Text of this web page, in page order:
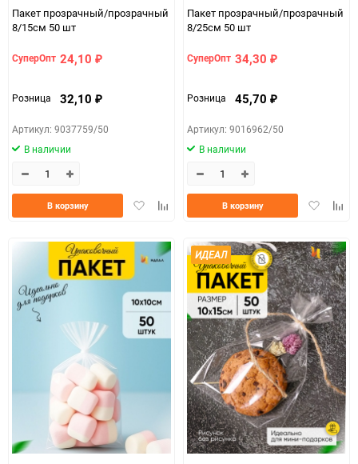
Пакет прозрачный/прозрачный
8/15см 50 шт
СуперОпт 24,10 ₽
Розница 32,10 ₽
Артикул: 9037759/50
В наличии
ДобавитьДобавить
В корзину
Пакет прозрачный/прозрачный
8/25см 50 шт
СуперОпт 34,30 ₽
Розница 45,70 ₽
Артикул: 9016962/50
В наличии
Добавить
В корзину
ИДЕАЛ